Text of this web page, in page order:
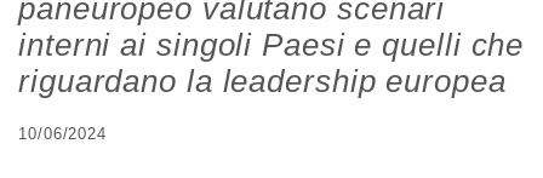
paneuropeo valutano scenari
interni ai singoli Paesi e quelli che
riguardano la leadership europea
10/06/2024